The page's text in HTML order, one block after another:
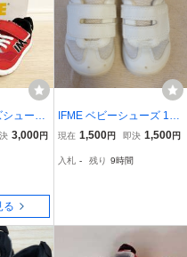
ューズ
子供靴 ス
テープ
3,000円
る
IFME ベビーシューズ 15.
0cm / イフミー 白 上履き
女の子
現在 1,500円 即決 1,500円
入札 - 残り 9時間